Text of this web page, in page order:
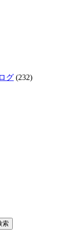
グ (232)